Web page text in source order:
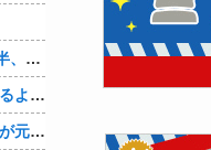
まだ3ヶ月経ってないけど、私が20代後半、彼がぎりで40代前半でＷ不倫中。計画している彼との二泊三日の旅行、早く行けるといいな♪
室内猫ってよくこんな感じで寝てる事あるよね。【再】
離婚後、育児放棄と既婚者との妊娠中絶が元旦那にバレて、養育費の支払いが止まった… 私が正社員で働くまで止めると言われてるけど、女として生きたいの。